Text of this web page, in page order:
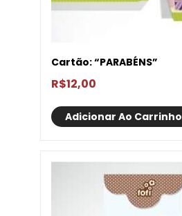
Cartão: “PARABÉNS”
R$12,00
Adicionar Ao Carrinho